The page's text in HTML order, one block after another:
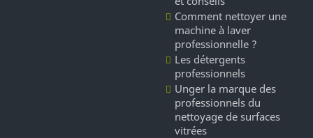
Comment nettoyer une
machine à laver
professionnelle ?
Les détergents
professionnels
Unger la marque des
professionnels du
nettoyage de surfaces
vitrées